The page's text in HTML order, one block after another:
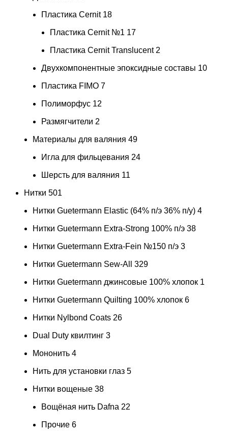
Пластика Cernit 18
Пластика Cernit №1 17
Пластика Cernit Translucent 2
Двухкомпонентные эпоксидные составы 10
Пластика FIMO 7
Полиморфус 12
Размягчители 2
Материалы для валяния 49
Игла для фильцевания 24
Шерсть для валяния 11
Нитки 501
Нитки Guetermann Elastic (64% п/э 36% п/у) 4
Нитки Guetermann Extra-Strong 100% п/э 38
Нитки Guetermann Extra-Fein №150 п/э 3
Нитки Guetermann Sew-All 329
Нитки Guetermann джинсовые 100% хлопок 1
Нитки Guetermann Quilting 100% хлопок 6
Нитки Nylbond Coats 26
Dual Duty квилтинг 3
Мононить 4
Нить для установки глаз 5
Нитки вощеные 38
Вощёная нить Dafna 22
Прочие 6